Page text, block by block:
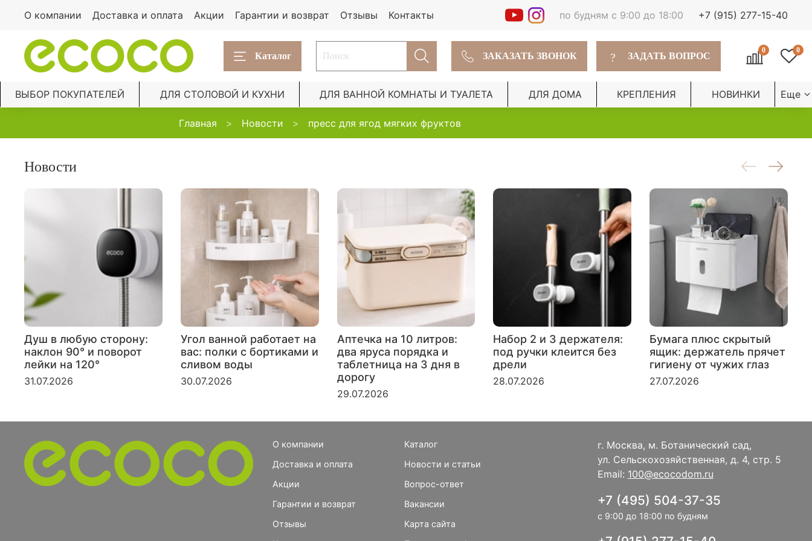
О компании Доставка и оплата Акции Гарантии и возврат Отзывы Контакты по будням с 9:00 до 18:00 +7 (915) 277-15-40
Каталог ЗАКАЗАТЬ ЗВОНОК ? ЗАДАТЬ ВОПРОС
0 0
ВЫБОР ПОКУПАТЕЛЕЙ ДЛЯ СТОЛОВОЙ И КУХНИ ДЛЯ ВАННОЙ КОМНАТЫ И ТУАЛЕТА ДЛЯ ДОМА КРЕПЛЕНИЯ НОВИНКИ Еще
Главная Новости пресс для ягод мягких фруктов
Новости
Душ в любую сторону:
наклон 90° и поворот
лейки на 120°
31.07.2026
Угол ванной работает на
вас: полки с бортиками и
сливом воды
30.07.2026
Аптечка на 10 литров:
два яруса порядка и
таблетница на 3 дня в
дорогу
29.07.2026
Набор 2 и 3 держателя:
под ручки клеится без
дрели
28.07.2026
Бумага плюс скрытый
ящик: держатель прячет
гигиену от чужих глаз
27.07.2026
г. Москва, м. Ботанический сад,
ул. Сельскохозяйственная, д. 4, стр. 5
Email: 100@ecocodom.ru
+7 (495) 504-37-35
с 9:00 до 18:00 по будням
О компании
Доставка и оплата
Акции
Гарантии и возврат
Отзывы
Каталог
Новости и статьи
Вопрос-ответ
Вакансии
Карта сайта